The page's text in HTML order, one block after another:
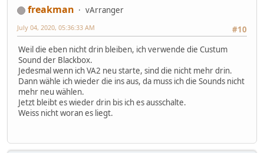
freakman
vArranger
#10
July 04, 2020, 05:36:33 AM
Weil die eben nicht drin bleiben, ich verwende die Custum
Sound der Blackbox.
Jedesmal wenn ich VA2 neu starte, sind die nicht mehr drin.
Dann wähle ich wieder die ins aus, da muss ich die Sounds nicht
mehr neu wählen.
Jetzt bleibt es wieder drin bis ich es ausschalte.
Weiss nicht woran es liegt.